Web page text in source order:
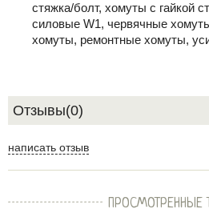
стяжка/болт, хомуты с гайкой
силовые W1, червячные
хомуты, ремонтные хомуты,
Отзывы(0)
написать отзыв
ПРОСМОТРЕННЫЕ